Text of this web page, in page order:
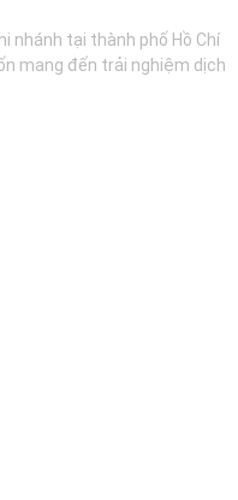
nhánh tại thành phố Hồ Chí
mang đến trải nghiệm dịch